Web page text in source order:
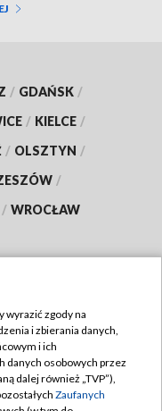
/ GDAŃSK /
/ KIELCE /
/ OLSZTYN /
/
/ WROCŁAW
wyrazić zgody na
i zbierania danych,
i ich
danych osobowych przez
dalej również „TVP”),
Zaufanych